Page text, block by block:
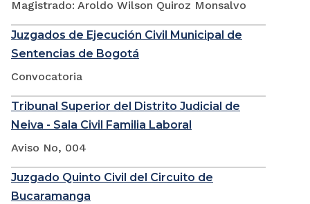
Magistrado: Aroldo Wilson Quiroz Monsalvo
Juzgados de Ejecución Civil Municipal de
Sentencias de Bogotá
Convocatoria
Tribunal Superior del Distrito Judicial de
Neiva - Sala Civil Familia Laboral
Aviso No, 004
Juzgado Quinto Civil del Circuito de
Bucaramanga